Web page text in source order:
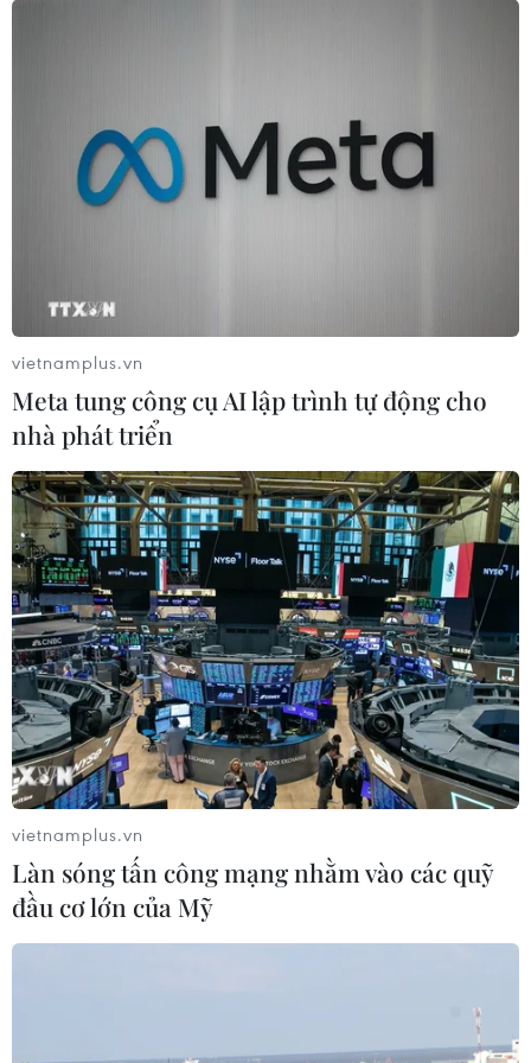
04/08/2026 04:15
APEC 2027: Chi tiết
04/08/2026 03:40
7 tháng năm 2026: Số
doanh nghiệp thành lập mới tăng
16,9%
04/08/2026 03:29
7 tháng năm 2026: 7
mặt hàng xuất khẩu trên 10 tỷ USD
03/08/2026 23:49
7 tháng năm 2026:
Tổng vốn đầu tư nước ngoài đăng ký
vào Việt Nam tăng 58%
03/08/2026 23:48
Lấy lợi ích và sự hài
vietnamplus.vn
Meta tung công cụ AI lập trình tự động cho
nhà phát triển
vietnamplus.vn
Làn sóng tấn công mạng nhằm vào các quỹ
đầu cơ lớn của Mỹ